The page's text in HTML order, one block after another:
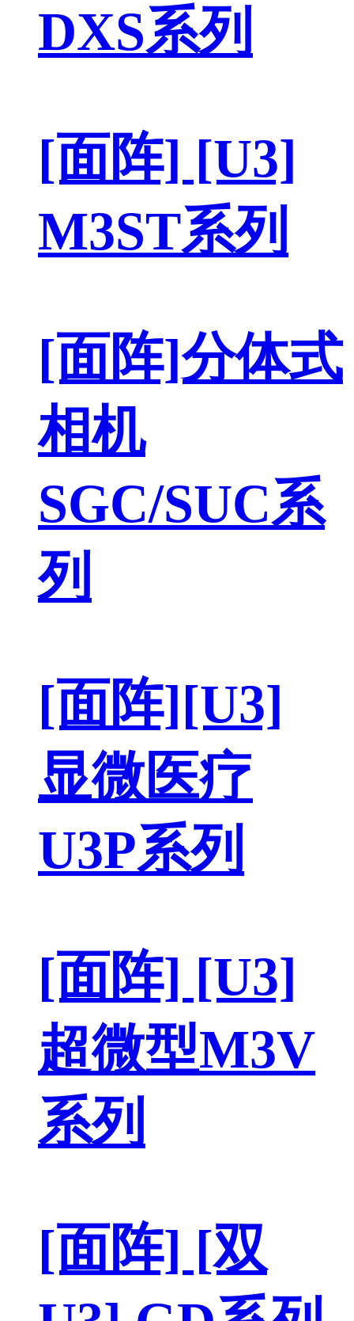
DXS系列
[面阵] [U3]
M3ST系列
[面阵]分体式
相机
SGC/SUC系
列
[面阵][U3]
显微医疗
U3P系列
[面阵] [U3]
超微型M3V
系列
[面阵] [双